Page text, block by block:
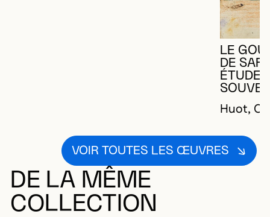
LE
DE
ÉTUDE
Huot,
VOIR TOUTES LES ŒUVRES
DE LA MÊME
COLLECTION